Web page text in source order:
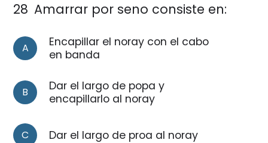
28 Amarrar por seno consiste en:
A
Encapillar el noray con el cabo
en banda
B
Dar el largo de popa y
encapillarlo al noray
C Dar el largo de proa al noray